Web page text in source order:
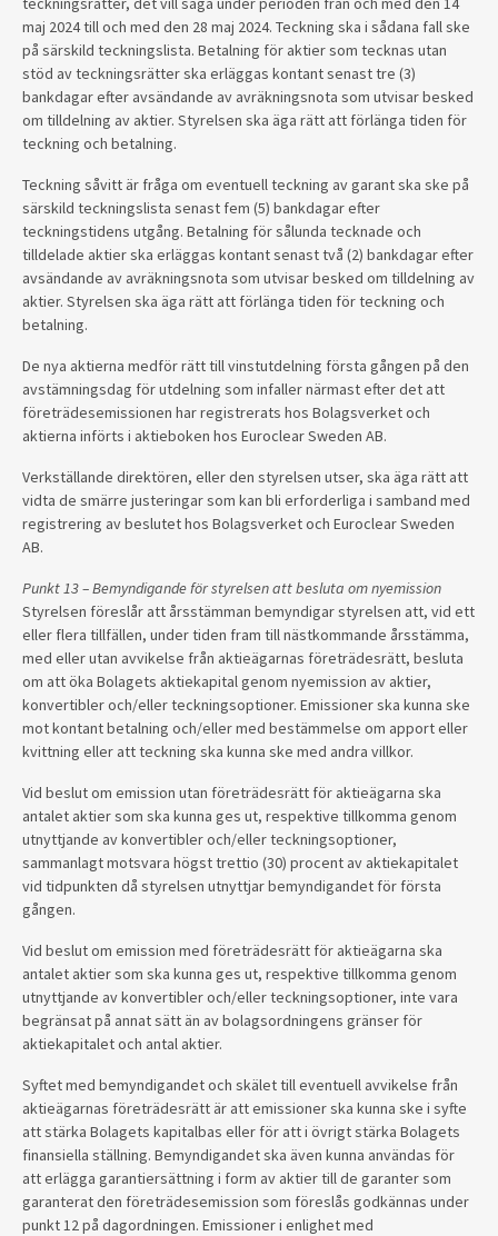
maj 2024 till och med den 28 maj 2024. Teckning ska i sådana fall ske
på särskild teckningslista. Betalning för aktier som tecknas utan
stöd av teckningsrätter ska erläggas kontant senast tre (3)
bankdagar efter avsändande av avräkningsnota som utvisar besked
om tilldelning av aktier. Styrelsen ska äga rätt att förlänga tiden för
teckning och betalning.
Teckning såvitt är fråga om eventuell teckning av garant ska ske på
särskild teckningslista senast fem (5) bankdagar efter
teckningstidens utgång. Betalning för sålunda tecknade och
tilldelade aktier ska erläggas kontant senast två (2) bankdagar efter
avsändande av avräkningsnota som utvisar besked om tilldelning av
aktier. Styrelsen ska äga rätt att förlänga tiden för teckning och
betalning.
De nya aktierna medför rätt till vinstutdelning första gången på den
avstämningsdag för utdelning som infaller närmast efter det att
företrädesemissionen har registrerats hos Bolagsverket och
aktierna införts i aktieboken hos Euroclear Sweden AB.
Verkställande direktören, eller den styrelsen utser, ska äga rätt att
vidta de smärre justeringar som kan bli erforderliga i samband med
registrering av beslutet hos Bolagsverket och Euroclear Sweden
AB.
Punkt 13 – Bemyndigande för styrelsen att besluta om nyemission
Styrelsen föreslår att årsstämman bemyndigar styrelsen att, vid ett
eller flera tillfällen, under tiden fram till nästkommande årsstämma,
med eller utan avvikelse från aktieägarnas företrädesrätt, besluta
om att öka Bolagets aktiekapital genom nyemission av aktier,
konvertibler och/eller teckningsoptioner. Emissioner ska kunna ske
mot kontant betalning och/eller med bestämmelse om apport eller
kvittning eller att teckning ska kunna ske med andra villkor.
Vid beslut om emission utan företrädesrätt för aktieägarna ska
antalet aktier som ska kunna ges ut, respektive tillkomma genom
utnyttjande av konvertibler och/eller teckningsoptioner,
sammanlagt motsvara högst trettio (30) procent av aktiekapitalet
vid tidpunkten då styrelsen utnyttjar bemyndigandet för första
gången.
Vid beslut om emission med företrädesrätt för aktieägarna ska
antalet aktier som ska kunna ges ut, respektive tillkomma genom
utnyttjande av konvertibler och/eller teckningsoptioner, inte vara
begränsat på annat sätt än av bolagsordningens gränser för
aktiekapitalet och antal aktier.
Syftet med bemyndigandet och skälet till eventuell avvikelse från
aktieägarnas företrädesrätt är att emissioner ska kunna ske i syfte
att stärka Bolagets kapitalbas eller för att i övrigt stärka Bolagets
finansiella ställning. Bemyndigandet ska även kunna användas för
att erlägga garantiersättning i form av aktier till de garanter som
garanterat den företrädesemission som föreslås godkännas under
punkt 12 på dagordningen. Emissioner i enlighet med